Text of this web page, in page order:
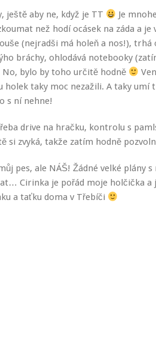
ještě aby ne, když je TT
Je
než hodí ocásek na záda a je
(nejradši má holeň a nos!), trhá
bráchy, ohlodává notebooky
bylo by toho určitě hodně
holek taky moc nezažili. A taky umí
s ní nehne!
drive na hračku, kontrolu s
si zvyká, takže zatím hodně
pes, ale NÁŠ! Žádné velké plány
Cirinka je pořád moje holčička a
a taťku doma v Třebíči